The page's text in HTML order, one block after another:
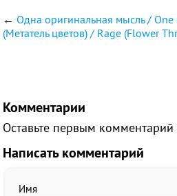
←Одна оригинальная мысль /
(Метатель цветов) / Rage (Flower
Комментарии
Оставьте первым комментарий
Написать комментарий
Имя